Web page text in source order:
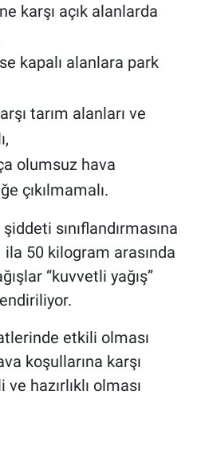
karşı açık alanlarda
kapalı alanlara park
tarım alanları ve
olumsuz hava
çıkılmamalı.
sınıflandırmasına
50 kilogram arasında
“kuvvetli yağış”
etkili olması
koşullarına karşı
hazırlıklı olması